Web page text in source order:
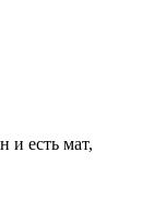
и есть мат,